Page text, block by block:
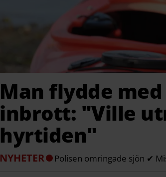
Man flydde
inbrott: "Ville
hyrtiden"
NYHETER Polisen omringade sjön ✔